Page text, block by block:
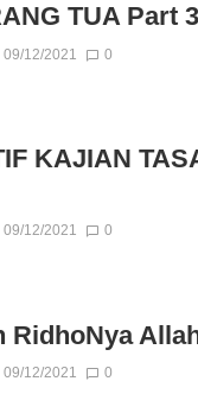
TUA Part 3
09/12/2021 0
KAJIAN
09/12/2021 0
RidhoNya
09/12/2021 0